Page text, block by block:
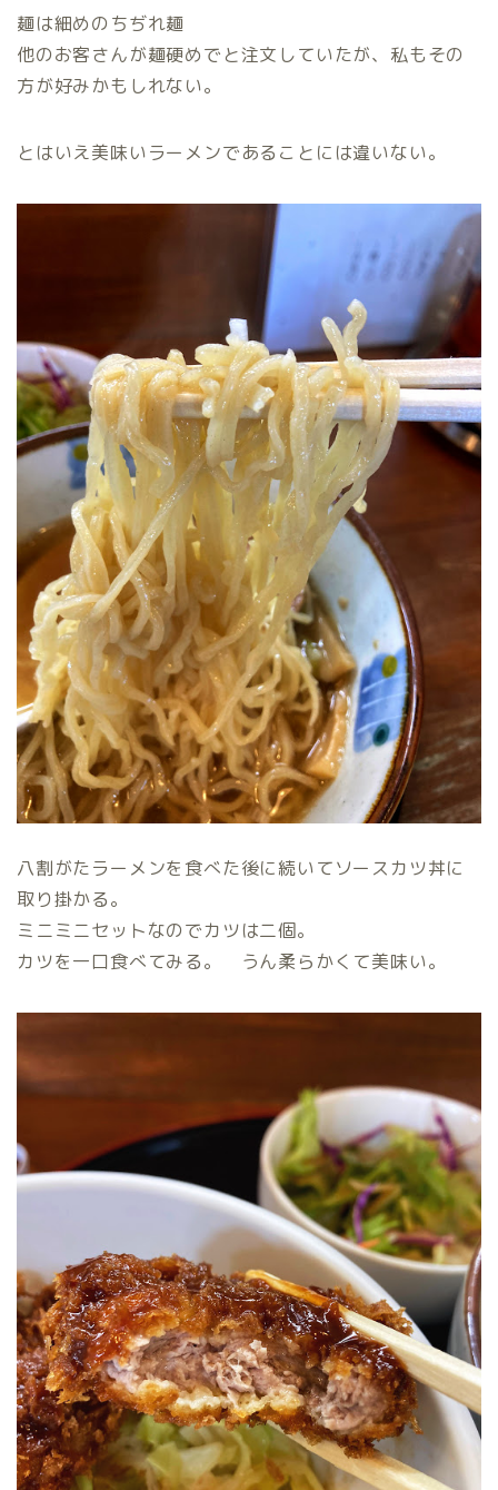
麺は細めのちぢれ麺
他のお客さんが麺硬めでと注文していたが、私もその
方が好みかもしれない。
とはいえ美味いラーメンであることには違いない。
八割がたラーメンを食べた後に続いてソースカツ丼に
取り掛かる。
ミニミニセットなのでカツは二個。
カツを一口食べてみる。 うん柔らかくて美味い。